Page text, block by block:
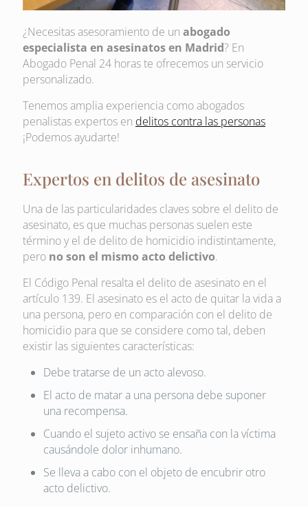
¿Necesitas asesoramiento de un abogado
especialista en asesinatos en Madrid? En
Abogado Penal 24 horas te ofrecemos un servicio
personalizado.
Tenemos amplia experiencia como abogados
penalistas expertos en delitos contra las personas
¡Podemos ayudarte!
Expertos en delitos de asesinato
Una de las particularidades claves sobre el delito de
asesinato, es que muchas personas suelen este
término y el de delito de homicidio indistintamente,
pero no son el mismo acto delictivo.
El Código Penal resalta el delito de asesinato en el
artículo 139. El asesinato es el acto de quitar la vida a
una persona, pero en comparación con el delito de
homicidio para que se considere como tal, deben
existir las siguientes características:
Debe tratarse de un acto alevoso.
El acto de matar a una persona debe suponer
una recompensa.
Cuando el sujeto activo se ensaña con la víctima
causándole dolor inhumano.
Se lleva a cabo con el objeto de encubrir otro
acto delictivo.